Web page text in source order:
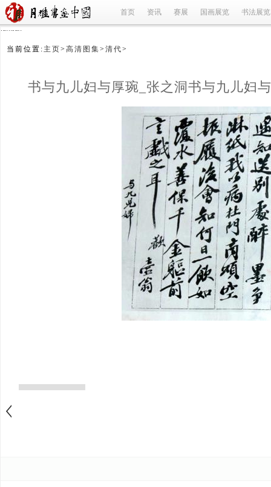
首页 资讯 赛展 国画展览 书法展览
refused
当前位置: 主页> 高清图集> 清代>
书与九儿妇与厚琬_张之洞书与九儿妇
九儿妇与厚琬张之洞_张之洞_清代